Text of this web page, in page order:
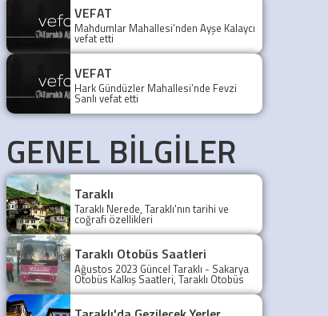
VEFAT
Mahdumlar Mahallesi’nden Ayşe Kalaycı
vefat etti
VEFAT
Hark Gündüzler Mahallesi’nde Fevzi
Sanlı vefat etti
GENEL BİLGİLER
Taraklı
Taraklı Nerede, Taraklı'nın tarihi ve
coğrafi özellikleri
Taraklı Otobüs Saatleri
Ağustos 2023 Güncel Taraklı - Sakarya
Otobüs Kalkış Saatleri, Taraklı Otobüs
Saatler 2021, Taraklı Otobüs Tarifesi,
Taraklı - Sakarya Son Otobüs Ne